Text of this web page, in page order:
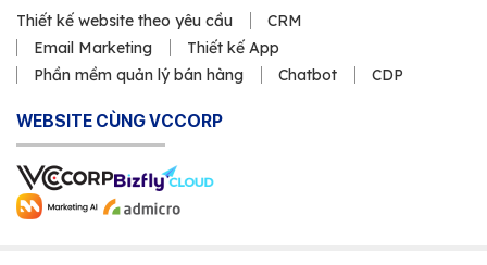
kiểm soát rủi ro sau bàn giao. Một số dịch
vụ trọn gói vẫn có phần tùy chỉnh, nhưng
nếu gói chủ yếu dựa trên mẫu có sẵn thì khả
Thiết kế website theo yêu cầu
CRM
Email Marketing
Thiết kế App
Phần mềm quản lý bán hàng
Chatbot CDP
WEBSITE CÙNG VCCORP